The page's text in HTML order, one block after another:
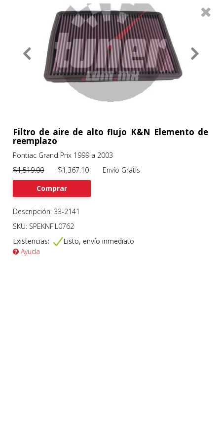
About
Services
Productos Filtros 0
Previous
Filtro de aire de alto flujo K&N Elemento de
reemplazo
Pontiac Grand Prix 1999 a 2003
$1,519.00$1,367.10 Envío Gratis
Comprar
Descripción: 33-2141
SKU: SPEKNFIL0762
Existencias:
Listo, envío inmediato
Ayuda